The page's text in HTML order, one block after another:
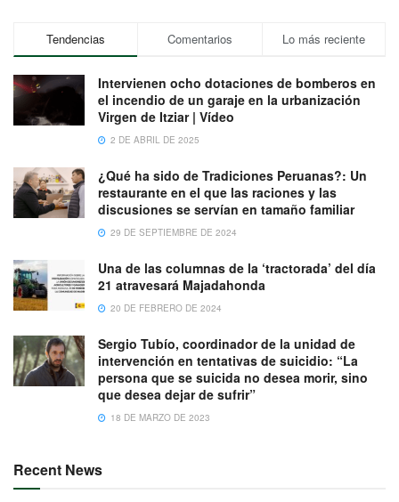
Tendencias Comentarios Lo más reciente
Intervienen ocho dotaciones de bomberos en
el incendio de un garaje en la urbanización
Virgen de Itziar | Vídeo
2 DE ABRIL DE 2025
¿Qué ha sido de Tradiciones Peruanas?: Un
restaurante en el que las raciones y las
discusiones se servían en tamaño familiar
29 DE SEPTIEMBRE DE 2024
Una de las columnas de la ‘tractorada’ del día
21 atravesará Majadahonda
20 DE FEBRERO DE 2024
Sergio Tubío, coordinador de la unidad de
intervención en tentativas de suicidio: “La
persona que se suicida no desea morir, sino
que desea dejar de sufrir”
18 DE MARZO DE 2023
Recent News